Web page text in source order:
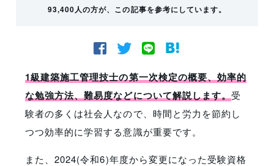
93,400人の方が、この記事を参考にしています。
1級建築施工管理技士の第一次検定の概要、効率的
な勉強方法、難易度などについて解説します。受
験者の多くは社会人なので、時間と労力を節約し
つつ効率的に学習する意識が重要です。
また、2024(令和6)年度から変更になった受験資格